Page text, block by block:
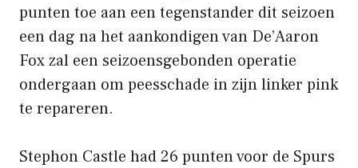
punten toe aan een tegenstander dit seizoen
een dag na het aankondigen van De’Aaron
Fox zal een seizoensgebonden operatie
ondergaan om peesschade in zijn linker pink
te repareren.
Stephon Castle had 26 punten voor de Spurs